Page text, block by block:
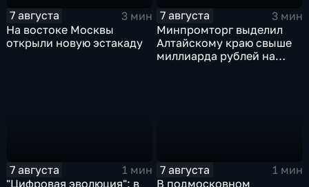
7 августа
3 мин
На востоке Москвы
открыли новую эстакаду
7 августа
3 мин
Минпромторг выделил
Алтайскому краю свыше
миллиарда рублей на
7 августа
1 мин
"Цифровая эволюция": в
7 августа
1 мин
В подмосковном